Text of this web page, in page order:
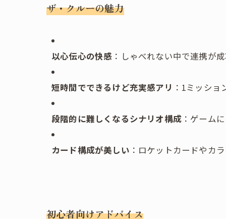
ザ・クルーの魅力
以心伝心の快感 ：しゃべれない中で連携が
短時間でできるけど充実感アリ ：1ミッシ
段階的に難しくなるシナリオ構成 ：ゲーム
カード構成が美しい ：ロケットカードやカ
初心者向けアドバイス